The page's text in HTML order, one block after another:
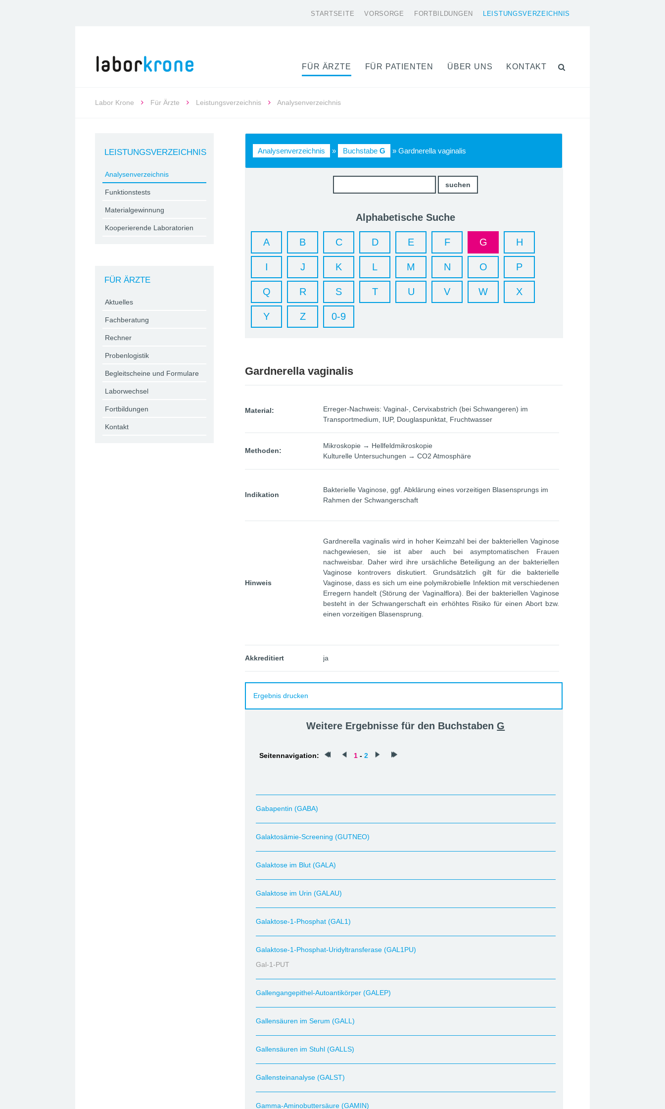
STARTSEITE VORSORGE FORTBILDUNGEN LEISTUNGSVERZEICHNIS
FÜR ÄRZTE FÜR PATIENTEN ÜBER UNS KONTAKT
Labor Krone Für Ärzte Leistungsverzeichnis Analysenverzeichnis
Analysenverzeichnis » Buchstabe G » Gardnerella vaginalis
Alphabetische Suche
A B C D E F G H
I J K L M N O P
Q R S T U V W X
Y Z 0-9
Gardnerella vaginalis
Material:
Erreger-Nachweis: Vaginal-, Cervixabstrich (bei Schwangeren) im
Transportmedium, IUP, Douglaspunktat, Fruchtwasser
Methoden:
Mikroskopie → Hellfeldmikroskopie
Kulturelle Untersuchungen → CO2 Atmosphäre
Indikation
Bakterielle Vaginose, ggf. Abklärung eines vorzeitigen Blasensprungs im
Rahmen der Schwangerschaft
Hinweis
Gardnerella vaginalis wird in hoher Keimzahl bei der bakteriellen Vaginose
nachgewiesen, sie ist aber auch bei asymptomatischen Frauen
nachweisbar. Daher wird ihre ursächliche Beteiligung an der bakteriellen
Vaginose kontrovers diskutiert. Grundsätzlich gilt für die bakterielle
Vaginose, dass es sich um eine polymikrobielle Infektion mit verschiedenen
Erregern handelt (Störung der Vaginalflora). Bei der bakteriellen Vaginose
besteht in der Schwangerschaft ein erhöhtes Risiko für einen Abort bzw.
einen vorzeitigen Blasensprung.
Akkreditiert ja
Ergebnis drucken
Weitere Ergebnisse für den BuchstabenG
Seitennavigation: 1 - 2
Gabapentin (GABA)
Galaktosämie-Screening (GUTNEO)
Galaktose im Blut (GALA)
Galaktose im Urin (GALAU)
Galaktose-1-Phosphat (GAL1)
Galaktose-1-Phosphat-Uridyltransferase (GAL1PU)
Gal-1-PUT
Gallengangepithel-Autoantikörper (GALEP)
Gallensäuren im Serum (GALL)
Gallensäuren im Stuhl (GALLS)
Gallensteinanalyse (GALST)
Gamma-Aminobuttersäure (GAMIN)
LEISTUNGSVERZEICHNIS
Analysenverzeichnis
Funktionstests
Materialgewinnung
Kooperierende Laboratorien
FÜR ÄRZTE
Aktuelles
Fachberatung
Rechner
Probenlogistik
Begleitscheine und Formulare
Laborwechsel
Fortbildungen
Kontakt